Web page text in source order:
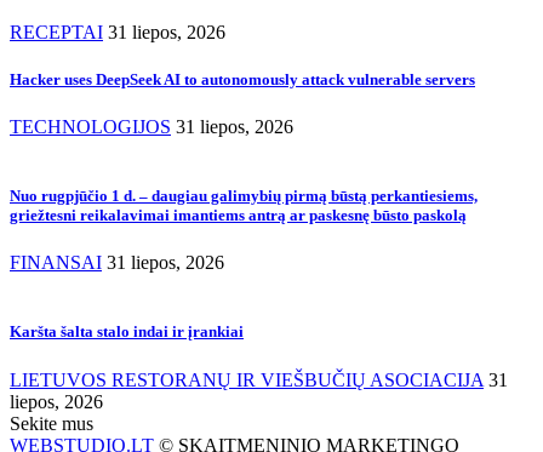
RECEPTAI 31 liepos, 2026
Hacker uses DeepSeek AI to autonomously attack vulnerable servers
TECHNOLOGIJOS 31 liepos, 2026
Nuo rugpjūčio 1 d. – daugiau galimybių pirmą būstą perkantiesiems,
griežtesni reikalavimai imantiems antrą ar paskesnę būsto paskolą
FINANSAI 31 liepos, 2026
Karšta šalta stalo indai ir įrankiai
LIETUVOS RESTORANŲ IR VIEŠBUČIŲ ASOCIACIJA 31
liepos, 2026
Sekite mus
WEBSTUDIO.LT © SKAITMENINIO MARKETINGO